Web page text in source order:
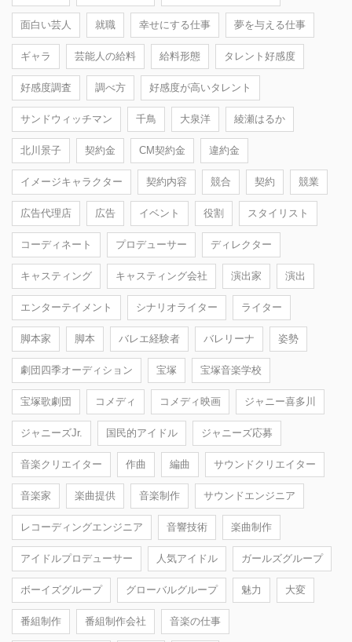
面白い芸人 就職 幸せにする仕事 夢を与える仕事
ギャラ 芸能人の給料 給料形態 タレント好感度
好感度調査 調べ方 好感度が高いタレント
サンドウィッチマン 千鳥 大泉洋 綾瀬はるか
北川景子 契約金 CM契約金 違約金
イメージキャラクター 契約内容 競合 契約 競業
広告代理店 広告 イベント 役割 スタイリスト
コーディネート プロデューサー ディレクター
キャスティング キャスティング会社 演出家 演出
エンターテイメント シナリオライター ライター
脚本家 脚本 バレエ経験者 バレリーナ 姿勢
劇団四季オーディション 宝塚 宝塚音楽学校
宝塚歌劇団 コメディ コメディ映画 ジャニー喜多川
ジャニーズJr. 国民的アイドル ジャニーズ応募
音楽クリエイター 作曲 編曲 サウンドクリエイター
音楽家 楽曲提供 音楽制作 サウンドエンジニア
レコーディングエンジニア 音響技術 楽曲制作
アイドルプロデューサー 人気アイドル ガールズグループ
ボーイズグループ グローバルグループ 魅力 大変
番組制作 番組制作会社 音楽の仕事